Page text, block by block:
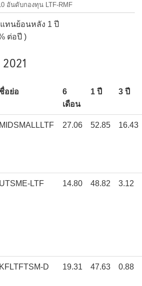
อันดับกองทุน LTF-RMF
ทนย้อนหลัง 1 ปี
ต่อปี )
ชื่อย่อ
6
เดือน
1 ปี 3 ปี
MIDSMALLLTF 27.06 52.85 16.43
UTSME-LTF 14.80 48.82 3.12
KFLTFTSM-D 19.31 47.63 0.88